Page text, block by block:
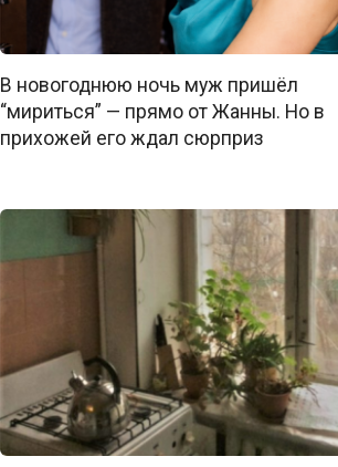
В новогоднюю ночь муж пришёл
“мириться” — прямо от Жанны. Но в
прихожей его ждал сюрприз